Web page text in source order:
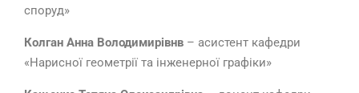
споруд»
Колган Анна Володимирівнв – асистент кафедри
«Нарисної геометрії та інженерної графіки»